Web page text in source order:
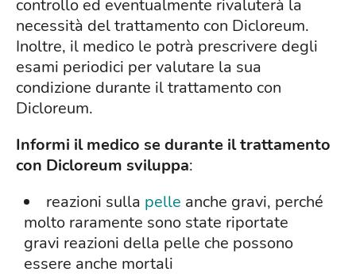
controllo ed eventualmente rivaluterà la
necessità del trattamento con Dicloreum.
Inoltre, il medico le potrà prescrivere degli
esami periodici per valutare la sua
condizione durante il trattamento con
Dicloreum.
Informi il medico se durante il trattamento
con Dicloreum sviluppa:
reazioni sulla pelle anche gravi, perché
molto raramente sono state riportate
gravi reazioni della pelle che possono
essere anche mortali